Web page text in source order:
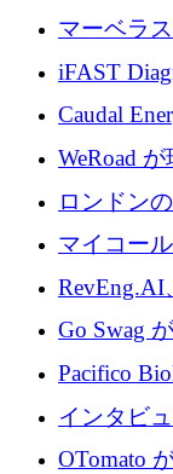
を与える
マーベラ
の商業化
ロのディ
iFAST
菌薬耐性
Caudal
電技術の
WeRoad
めに
ロンドン
州と中東
マイコー
に400万ポ
確保する
Go Swag
ムを拡大
Pacifico
質生産に
インタビ
ーン Tide
OTomato